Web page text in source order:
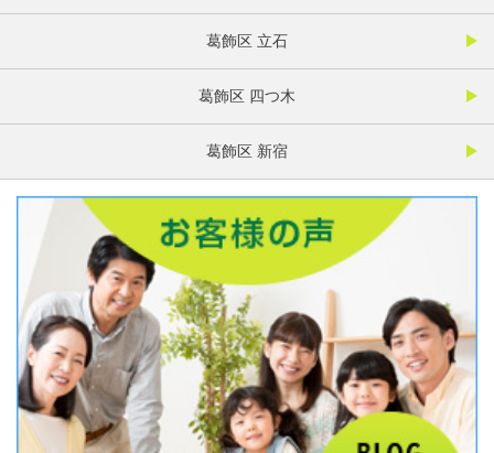
葛飾区 立石
葛飾区 四つ木
葛飾区 新宿